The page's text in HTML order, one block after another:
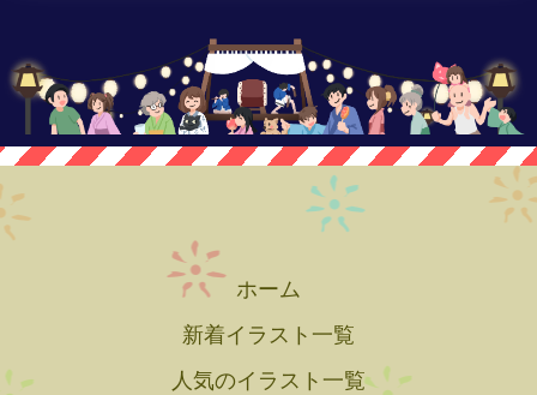
ホーム
新着イラスト一覧
人気のイラスト一覧